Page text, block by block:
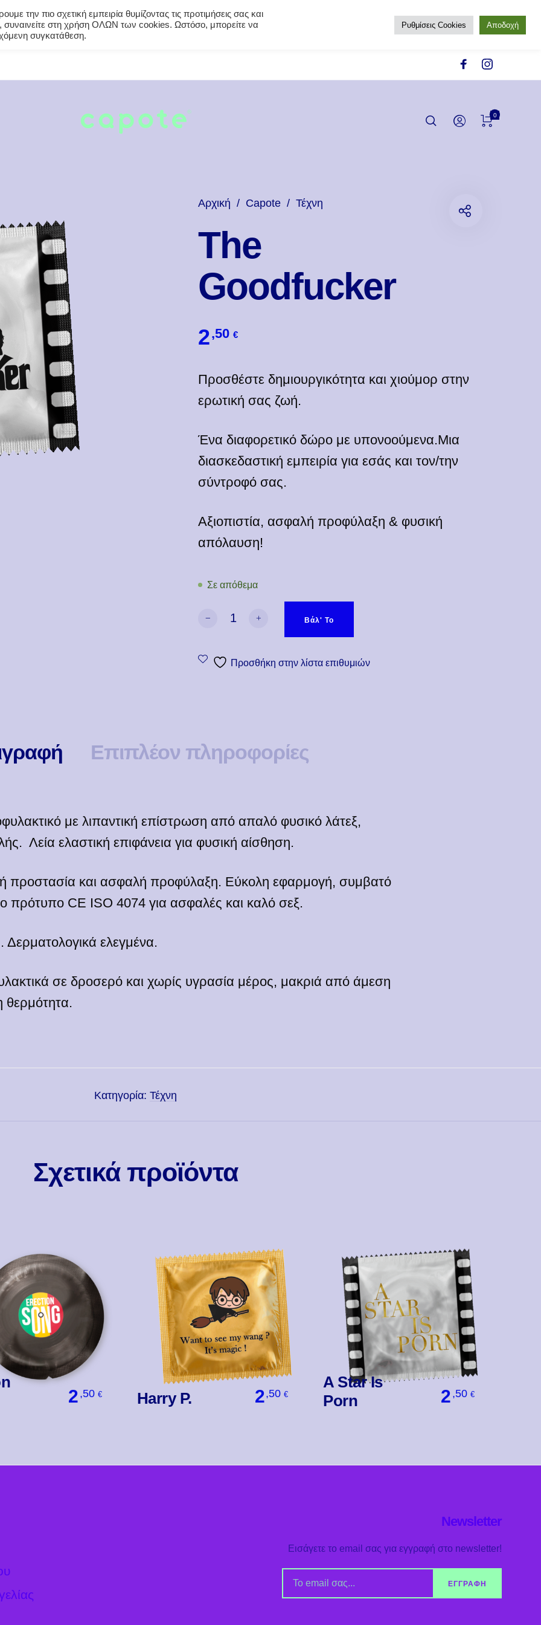
0
Αρχική / Capote / Τέχνη
The
Goodfucker
2,50 €
Προσθέστε δημιουργικότητα και χιούμορ στην
ερωτική σας ζωή.
Ένα διαφορετικό δώρο με υπονοούμενα.Μια
διασκεδαστική εμπειρία για εσάς και τον/την
σύντροφό σας.
Αξιοπιστία, ασφαλή προφύλαξη & φυσική
απόλαυση!
Σε απόθεμα
The Goodfucker ποσότητα
Βάλ' Το
Προσθήκη στην λίστα επιθυμιών
Επιπλέον πληροφορίες
με λιπαντική επίστρωση από απαλό φυσικό λάτεξ,
Λεία ελαστική επιφάνεια για φυσική αίσθηση.
προστασία και ασφαλή προφύλαξη. Εύκολη εφαρμογή, συμβατό
πρότυπο CE ISO 4074 για ασφαλές και καλό σεξ.
ελεγμένα.
σε δροσερό και χωρίς υγρασία μέρος, μακριά από άμεση
θερμότητα.
Κατηγορία: Τέχνη
Σχετικά προϊόντα
2 ,50 € Harry P. 2,50€
A Star Is
Porn
2 ,50 €
Newsletter
Εισάγετε το email σας για εγγραφή στο newsletter!
την πιο σχετική εμπειρία θυμίζοντας τις προτιμήσεις σας και
στη χρήση ΟΛΩΝ των cookies. Ωστόσο, μπορείτε να
συγκατάθεση.
Ρυθμίσεις Cookies Αποδοχή